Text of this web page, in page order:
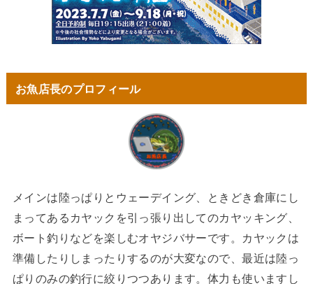
お魚店長のプロフィール
メインは陸っぱりとウェーデイング、ときどき倉庫にし
まってあるカヤックを引っ張り出してのカヤッキング、
ボート釣りなどを楽しむオヤジバサーです。カヤックは
準備したりしまったりするのが大変なので、最近は陸っ
ぱりのみの釣行に絞りつつあります。体力も使いますし